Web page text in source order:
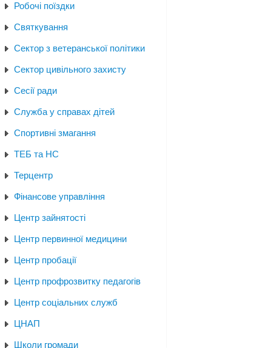
Робочі поїздки
Святкування
Сектор з ветеранської політики
Сектор цивільного захисту
Сесії ради
Служба у справах дітей
Спортивні змагання
ТЕБ та НС
Терцентр
Фінансове управління
Центр зайнятості
Центр первинної медицини
Центр пробації
Центр профрозвитку педагогів
Центр соціальних служб
ЦНАП
Школи громади